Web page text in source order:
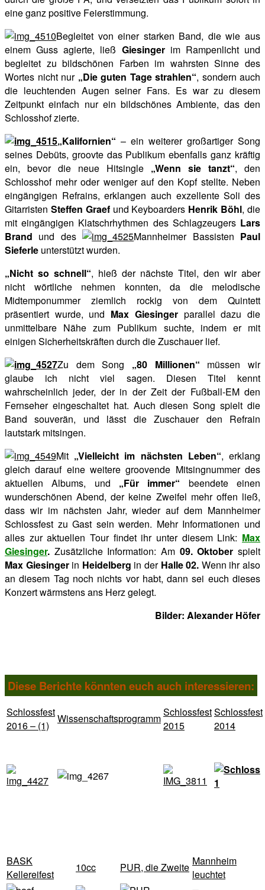
eine ganz positive Feierstimmung.
Begleitet von einer starken Band, die wie aus
einem Guss agierte, ließ Giesingerim Rampenlicht und
begleitet zu bildschönen Farben im wahrsten Sinne des
Wortes nicht nur „Die guten Tage strahlen“, sondern auch
die leuchtenden Augen seiner Fans. Es war zu diesem
Zeitpunkt einfach nur ein bildschönes Ambiente, das den
Schlosshof zierte.
„Kalifornien“ – ein weiterer großartiger Song
seines Debüts, groovte das Publikum ebenfalls ganz kräftig
ein, bevor die neue Hitsingle „Wenn sie tanzt“, den
Schlosshof mehr oder weniger auf den Kopf stellte. Neben
eingängigen Refrains, erklangen auch exzellente Soli des
Gitarristen Steffen Graef und Keyboarders Henrik Böhl, die
mit eingängigen Klatschrhythmen des Schlagzeugers Lars
Brand und des Mannheimer Bassisten Paul
Sieferle unterstützt wurden.
„Nicht so schnell“, hieß der nächste Titel, den wir aber
nicht wörtliche nehmen konnten, da die melodische
Midtemponummer ziemlich rockig von dem Quintett
präsentiert wurde, und Max Giesingerparallel dazu die
unmittelbare Nähe zum Publikum suchte, indem er mit
einigen Sicherheitskräften durch die Zuschauer lief.
Zu dem Song „80 Millionen“ müssen wir
glaube ich nicht viel sagen. Diesen Titel kennt
wahrscheinlich jeder, der in der Zeit der Fußball-EM den
Fernseher eingeschaltet hat. Auch diesen Song spielt die
Band souverän, und lässt die Zuschauer den Refrain
lautstark mitsingen.
Mit „Vielleicht im nächsten Leben“, erklang
gleich darauf eine weitere groovende Mitsingnummer des
aktuellen Albums, und „Für immer“ beendete einen
wunderschönen Abend, der keine Zweifel mehr offen ließ,
dass wir im nächsten Jahr, wieder auf dem Mannheimer
Schlossfest zu Gast sein werden. Mehr Informationen und
alles zur aktuellen Tour findet ihr unter diesem Link: Max
Giesinger. Zusätzliche Information: Am 09. Oktober spielt
Max Giesingerin Heidelberg in der Halle 02. Wenn ihr also
an diesem Tag noch nichts vor habt, dann sei euch dieses
Konzert wärmstens ans Herz gelegt.
Bilder: Alexander Höfer
Diese Berichte könnten euch auch interessieren:
Schlossfest
2016 – (1)
WissenschaftsprogrammSchlossfest
2015
Schlossfest
2014
BASK
Kellereifest
10cc PUR, die Zweite Mannheim
leuchtet